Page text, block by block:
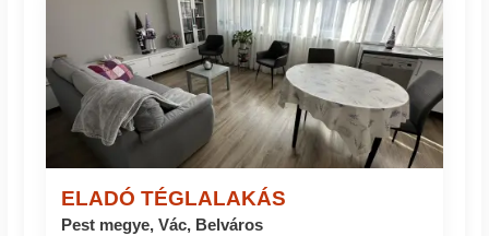
ELADÓ TÉGLALAKÁS
Pest megye, Vác, Belváros